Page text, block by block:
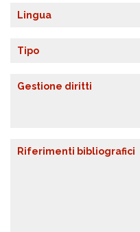
Lingua
Tipo
Gestione diritti
Riferimenti bibliografici